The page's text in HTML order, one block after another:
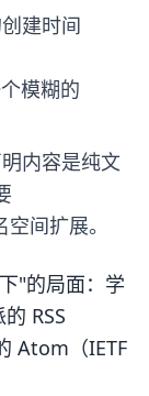
建时间
模糊的
内容是纯文
间扩展。
"的局面：学
RSS
Atom（IETF